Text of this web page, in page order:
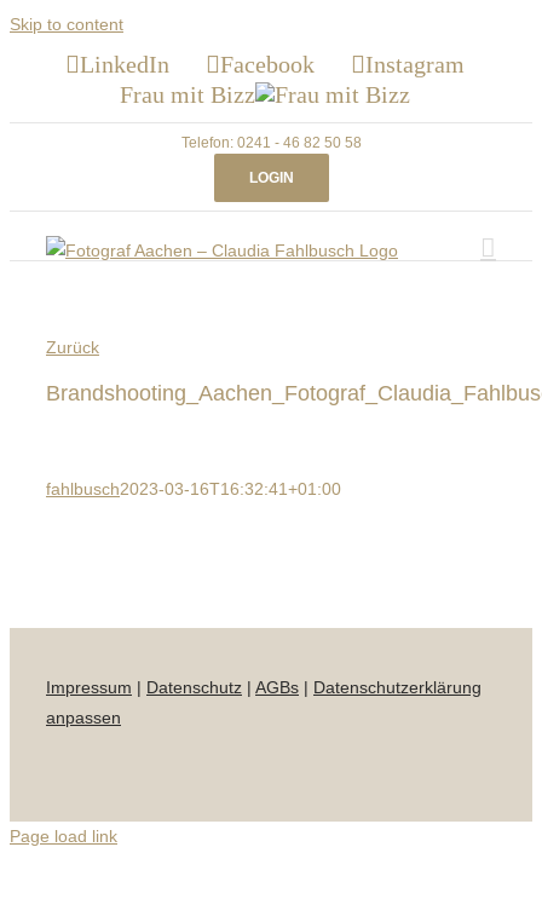
Skip to content
LinkedIn Facebook
Instagram
Frau mit Bizz
Telefon: 0241 - 46 82 50 58
LOGIN
Zurück
fahlbusch2023-03-16T16:32:41+01:00
Impressum | Datenschutz | AGBs | Datenschutzerklärung
anpassen
Page load link